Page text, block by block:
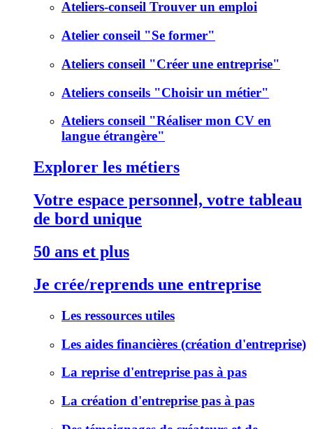
Ateliers-conseil Trouver un emploi
Atelier conseil "Se former"
Ateliers conseil "Créer une entreprise"
Ateliers conseils "Choisir un métier"
Ateliers conseil "Réaliser mon CV en
langue étrangère"
Explorer les métiers
Votre espace personnel, votre tableau
de bord unique
50 ans et plus
Je crée/reprends une entreprise
Les ressources utiles
Les aides financières (création d'entreprise)
La reprise d'entreprise pas à pas
La création d'entreprise pas à pas